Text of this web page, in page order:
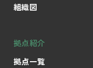
組織図
拠点紹介
拠点一覧